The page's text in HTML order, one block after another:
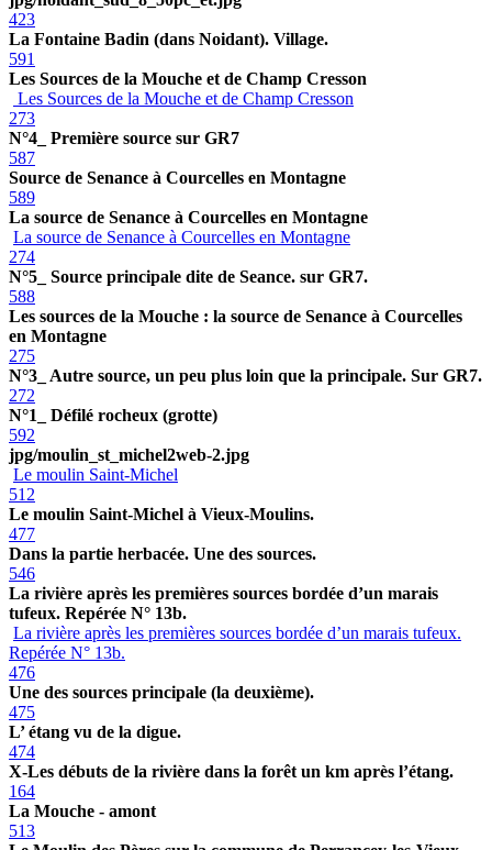
423
La Fontaine Badin (dans Noidant). Village.
591
Les Sources de la Mouche et de Champ Cresson
Les Sources de la Mouche et de Champ Cresson
273
N°4_ Première source sur GR7
587
Source de Senance à Courcelles en Montagne
589
La source de Senance à Courcelles en Montagne
La source de Senance à Courcelles en Montagne
274
N°5_ Source principale dite de Seance. sur GR7.
588
Les sources de la Mouche : la source de Senance à Courcelles
en Montagne
275
N°3_ Autre source, un peu plus loin que la principale. Sur GR7.
272
N°1_ Défilé rocheux (grotte)
592
jpg/moulin_st_michel2web-2.jpg
Le moulin Saint-Michel
512
Le moulin Saint-Michel à Vieux-Moulins.
477
Dans la partie herbacée. Une des sources.
546
La rivière après les premières sources bordée d’un marais
tufeux. Repérée N° 13b.
La rivière après les premières sources bordée d’un marais tufeux.
Repérée N° 13b.
476
Une des sources principale (la deuxième).
475
L’ étang vu de la digue.
474
X-Les débuts de la rivière dans la forêt un km après l’étang.
164
La Mouche - amont
513